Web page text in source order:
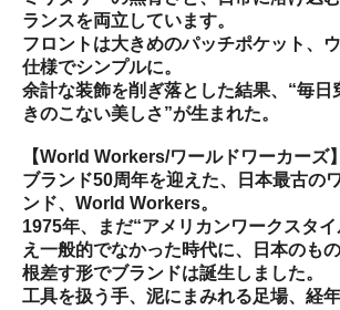
ランスを両立しています。
フロントは大きめのパッチポケット、
仕様でシンプルに。
余計な装飾を削ぎ落とした結果、“毎日
きのこない美しさ”が生まれた。
【World Workers/ワールドワーカーズ】
ブランド50周年を迎えた、日本最古の
ンド、World Workers。
1975年、まだ“アメリカンワークスタ
え一般的でなかった時代に、日本のも
根差す形でブランドは誕生しました。
工具を扱う手、泥にまみれる足場、経